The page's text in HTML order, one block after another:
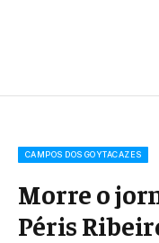
CAMPOS DOS GOYTACAZES
Morre o
Péris